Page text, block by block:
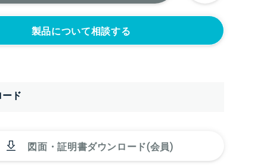
ヘルール
1.5S’(+22440円)
ヘルール
製品について相談する
ド
図面・証明書ダウンロード(会員)